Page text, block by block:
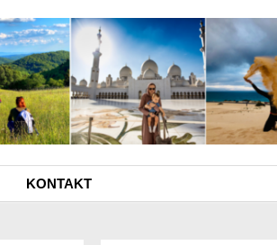
KONTAKT